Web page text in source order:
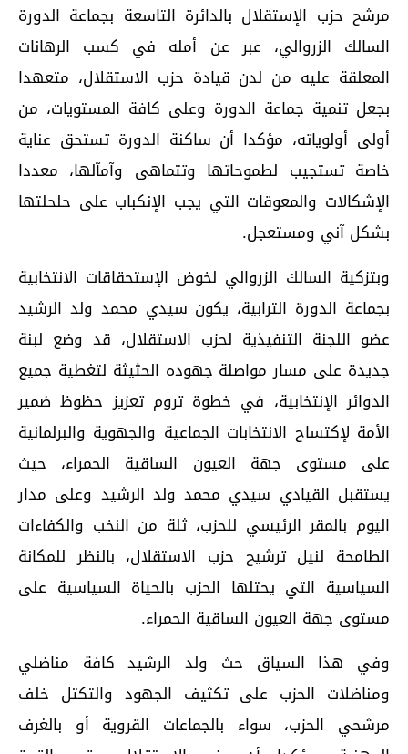
مرشح حزب الإستقلال بالدائرة التاسعة بجماعة الدورة
السالك الزروالي، عبر عن أمله في كسب الرهانات
المعلقة عليه من لدن قيادة حزب الاستقلال، متعهدا
بجعل تنمية جماعة الدورة وعلى كافة المستويات، من
أولى أولوياته، مؤكدا أن ساكنة الدورة تستحق عناية
خاصة تستجيب لطموحاتها وتتماهى وآمآلها، معددا
الإشكالات والمعوقات التي يجب الإنكباب على حلحلتها
بشكل آني ومستعجل.
وبتزكية السالك الزروالي لخوض الإستحقاقات الانتخابية
بجماعة الدورة الترابية، يكون سيدي محمد ولد الرشيد
عضو اللجنة التنفيذية لحزب الاستقلال، قد وضع لبنة
جديدة على مسار مواصلة جهوده الحثيثة لتغطية جميع
الدوائر الإنتخابية، في خطوة تروم تعزيز حظوظ ضمير
الأمة لإكتساح الانتخابات الجماعية والجهوية والبرلمانية
على مستوى جهة العيون الساقية الحمراء، حيث
يستقبل القيادي سيدي محمد ولد الرشيد وعلى مدار
اليوم بالمقر الرئيسي للحزب، ثلة من النخب والكفاءات
الطامحة لنيل ترشيح حزب الاستقلال، بالنظر للمكانة
السياسية التي يحتلها الحزب بالحياة السياسية على
مستوى جهة العيون الساقية الحمراء.
وفي هذا السياق حث ولد الرشيد كافة مناضلي
ومناضلات الحزب على تكثيف الجهود والتكتل خلف
مرشحي الحزب، سواء بالجماعات القروية أو بالغرف